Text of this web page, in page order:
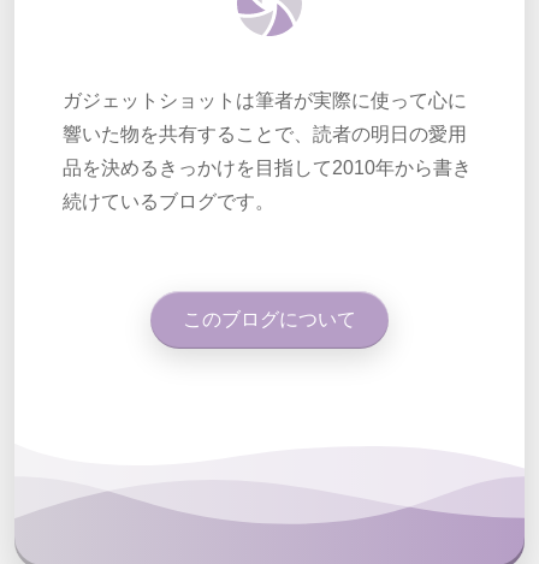
ガジェットショットは筆者が実際に使って心に
響いた物を共有することで、読者の明日の愛用
品を決めるきっかけを目指して2010年から書き
続けているブログです。
このブログについて